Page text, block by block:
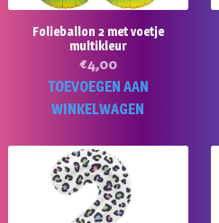
Folieballon 2 met voetje
multikleur
€4,00
TOEVOEGEN AAN
WINKELWAGEN